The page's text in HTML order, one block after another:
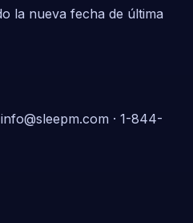
la nueva fecha de última
· 1-844-